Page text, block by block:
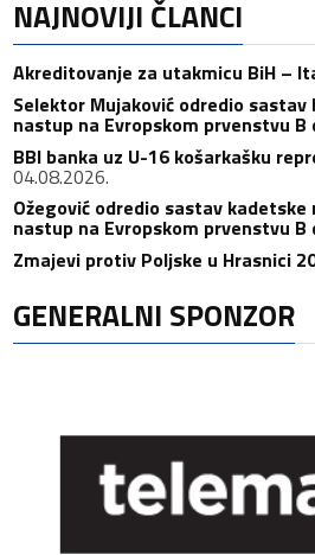
NAJNOVIJI ČLANCI
Akreditovanje za utakmicu BiH –
Selektor Mujaković odredio sastav
nastup na Evropskom prvenstvu B
BBI banka uz U-16 košarkašku
04.08.2026.
Ožegović odredio sastav
nastup na Evropskom prvenstvu B
Zmajevi protiv Poljske u Hrasnici
GENERALNI SPONZOR